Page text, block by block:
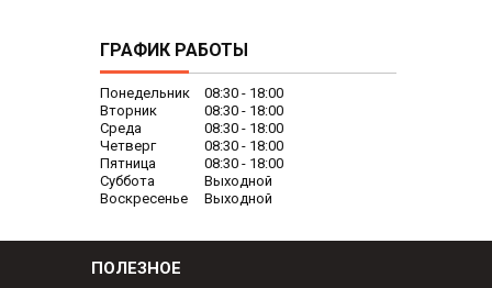
ГРАФИК РАБОТЫ
Понедельник 08:30
18:00
Вторник
08:30
18:00
Среда
08:30
18:00
Четверг
08:30
18:00
Пятница
08:30
18:00
Суббота
Выходной
Воскресенье
Выходной
ПОЛЕЗНОЕ